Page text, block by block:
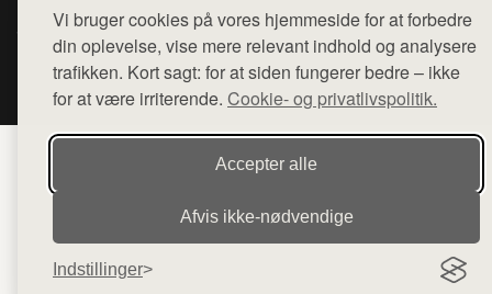
Vi bruger cookies på vores hjemmeside for at forbedre
din oplevelse, vise mere relevant indhold og analysere
trafikken. Kort sagt: for at siden fungerer bedre – ikke
for at være irriterende. Cookie- og privatlivspolitik.
Accepter alle
Afvis ikke‑nødvendige
Indstillinger
henviser til de shops, som sælger varen. Vi har heller ikke
varerne på lager.
© 2026 kulturstationenlive.dk. Alle rettigheder forbeholdes.